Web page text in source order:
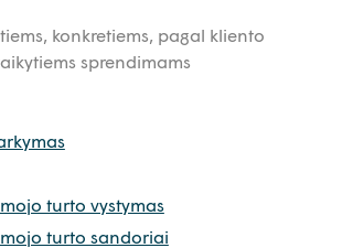
konkretiems, pagal kliento
sprendimams
turto vystymas
turto sandoriai